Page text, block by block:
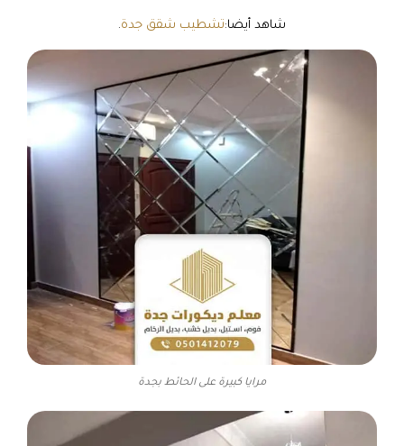
شاهد أيضا:تشطيب شقق جدة.
مرايا كبيرة على الحائط بجدة